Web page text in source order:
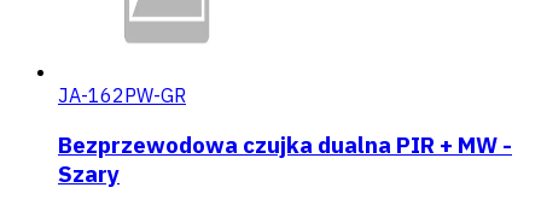
JA-162PW-GR
Bezprzewodowa czujka dualna PIR + MW -
Szary